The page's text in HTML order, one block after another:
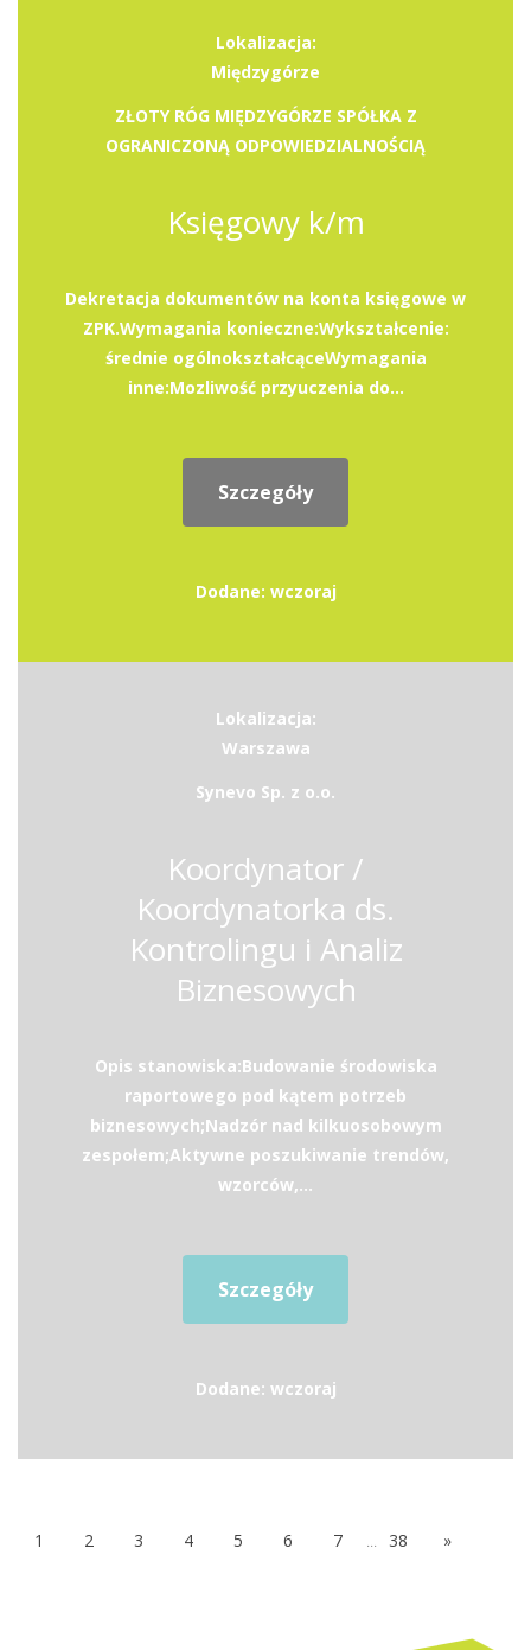
Lokalizacja:
Międzygórze
ZŁOTY RÓG MIĘDZYGÓRZE SPÓŁKA Z
OGRANICZONĄ ODPOWIEDZIALNOŚCIĄ
Księgowy k/m
Dekretacja dokumentów na konta księgowe w
ZPK.Wymagania konieczne:Wykształcenie:
średnie ogólnokształcąceWymagania
inne:Mozliwość przyuczenia do...
Szczegóły
Dodane: wczoraj
Lokalizacja:
Warszawa
Synevo Sp. z o.o.
Koordynator /
Koordynatorka ds.
Kontrolingu i Analiz
Biznesowych
Opis stanowiska:Budowanie środowiska
raportowego pod kątem potrzeb
biznesowych;Nadzór nad kilkuosobowym
zespołem;Aktywne poszukiwanie trendów,
wzorców,...
Szczegóły
Dodane: wczoraj
1 2 3 4 5 6 7 ... 38 »